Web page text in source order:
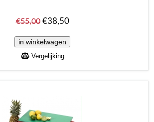
€55,00€38,50
Vergelijking